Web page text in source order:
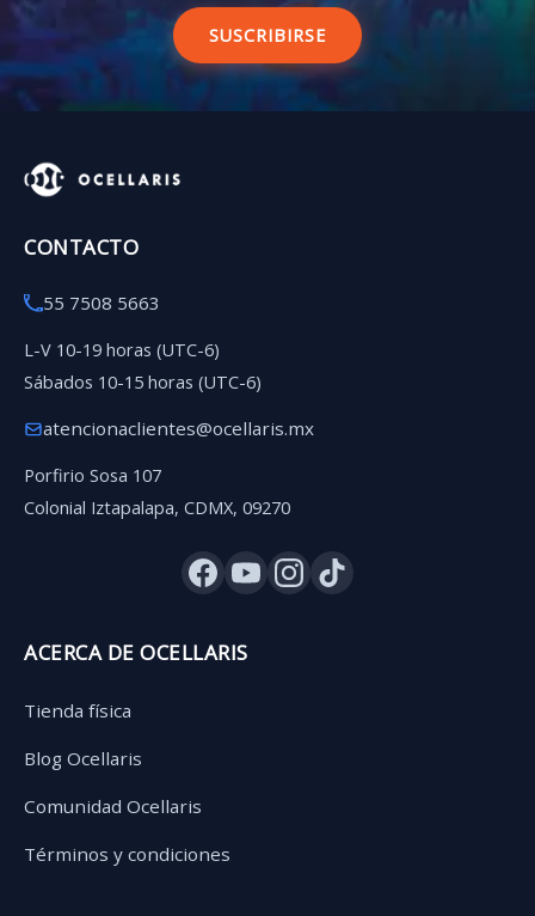
SUSCRIBIRSE
CONTACTO
55 7508 5663
L-V 10-19 horas (UTC-6)
Sábados 10-15 horas (UTC-6)
atencionaclientes@ocellaris.mx
Porfirio Sosa 107
Colonial Iztapalapa, CDMX, 09270
ACERCA DE OCELLARIS
Tienda física
Blog Ocellaris
Comunidad Ocellaris
Términos y condiciones